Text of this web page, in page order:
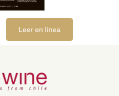
Leer en línea